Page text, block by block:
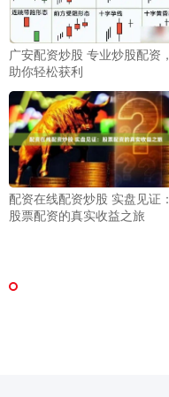
广安配资炒股 专业炒股配资，
助你轻松获利
配资在线配资炒股 实盘见证：
股票配资的真实收益之旅